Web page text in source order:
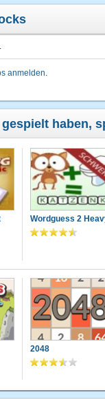
anmelden.
haben,
Wordguess 2
2048